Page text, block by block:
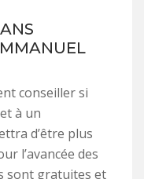
conseiller si
à un
d’être plus
l’avancée des
sont gratuites et